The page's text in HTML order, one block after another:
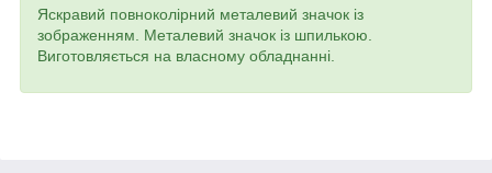
Яскравий повноколірний металевий значок із
зображенням. Металевий значок із шпилькою.
Виготовляється на власному обладнанні.